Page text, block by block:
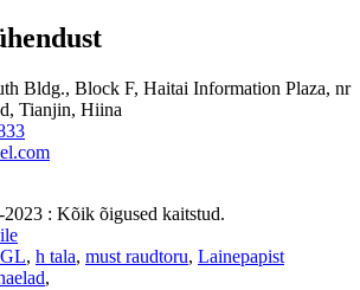
Bldg., Block F, Haitai Information Plaza, nr
Tianjin, Hiina
: Kõik õigused kaitstud.
, h tala, must raudtoru, Lainepapist
,